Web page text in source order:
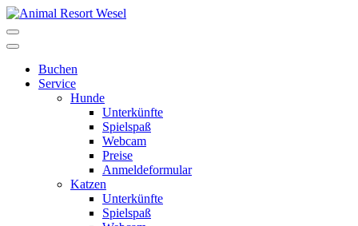
Buchen
Service
Hunde
Unterkünfte
Spielspaß
Webcam
Preise
Anmeldeformular
Katzen
Unterkünfte
Spielspaß